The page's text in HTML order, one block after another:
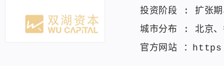
投资阶段 : 扩张期
城市分布 : 北京、
官方网站 ：